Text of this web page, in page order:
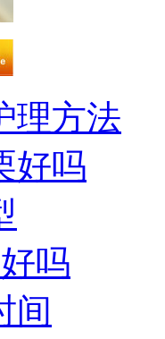
理方法
好吗
吗
间